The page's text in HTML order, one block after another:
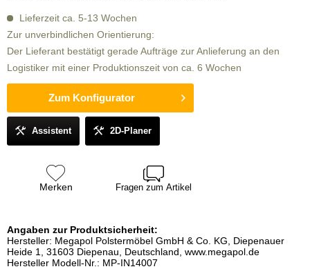
Lieferzeit ca. 5-13 Wochen
Zur unverbindlichen Orientierung:
Der Lieferant bestätigt gerade Aufträge zur Anlieferung an den
Logistiker mit einer Produktionszeit von ca. 6 Wochen
Zum Konfigurator
Assistent 2D-Planer
Merken Fragen zum Artikel
Angaben zur Produktsicherheit:
Hersteller: Megapol Polstermöbel GmbH & Co. KG, Diepenauer
Heide 1, 31603 Diepenau, Deutschland, www.megapol.de
Hersteller Modell-Nr.: MP-IN14007